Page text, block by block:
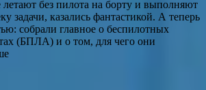
летают без пилота на борту и выполняют
задачи, казались фантастикой. А теперь
собрали главное о беспилотных
(БПЛА) и о том, для чего они